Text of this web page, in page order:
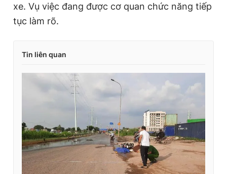
xe. Vụ việc đang được cơ quan chức năng tiếp
tục làm rõ.
Tin liên quan